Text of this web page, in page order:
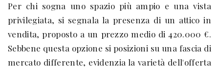
Per chi sogna uno spazio più ampio e una vista
privilegiata, si segnala la presenza di un attico in
vendita, proposto a un prezzo medio di 420.000 €.
Sebbene questa opzione si posizioni su una fascia di
mercato differente, evidenzia la varietà dell'offerta